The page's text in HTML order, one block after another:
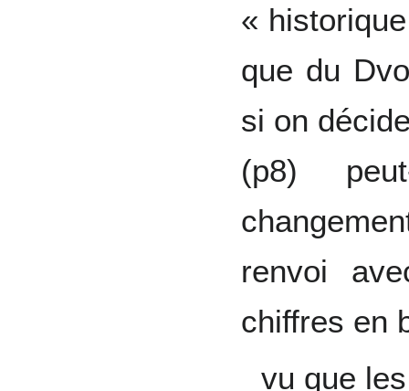
«
que du
si on
(p8)
renvoi
chiffres en
vu que